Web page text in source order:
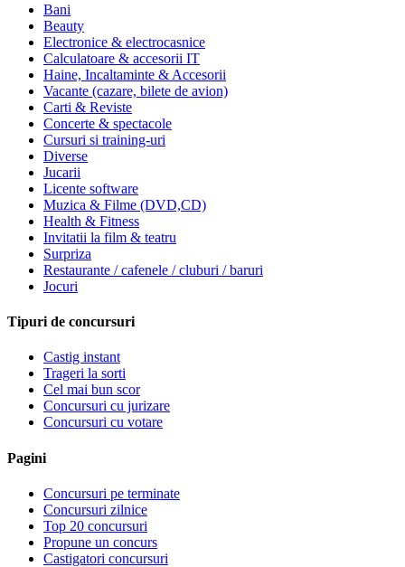
Bani
Beauty
Electronice & electrocasnice
Calculatoare & accesorii IT
Haine, Incaltaminte & Accesorii
Vacante (cazare, bilete de avion)
Carti & Reviste
Concerte & spectacole
Cursuri si training-uri
Diverse
Jucarii
Licente software
Muzica & Filme (DVD,CD)
Health & Fitness
Invitatii la film & teatru
Surpriza
Restaurante / cafenele / cluburi / baruri
Jocuri
Tipuri de concursuri
Castig instant
Trageri la sorti
Cel mai bun scor
Concursuri cu jurizare
Concursuri cu votare
Pagini
Concursuri pe terminate
Concursuri zilnice
Top 20 concursuri
Propune un concurs
Castigatori concursuri